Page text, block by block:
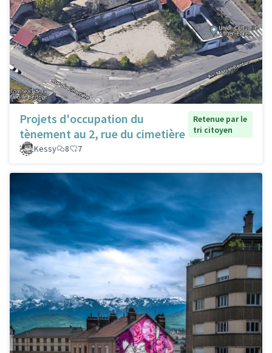
Projets d'occupation du
tènement au 2, rue du cimetière
Retenue par le
tri citoyen
Kessy
8 7